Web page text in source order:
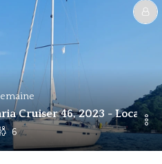
Cruiser 46, 2023 - Location
6